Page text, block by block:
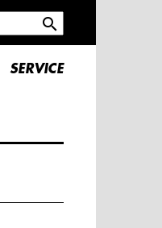
search
SERVICE